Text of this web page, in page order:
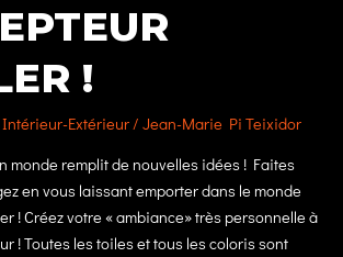
!
Extérieur/Jean-Marie Pi Teixidor
monde remplit de nouvelles idées ! Faites
en vous laissant emporter dans le monde
! Créez votre « ambiance» très personnelle à
! Toutes les toiles et tous les coloris sont